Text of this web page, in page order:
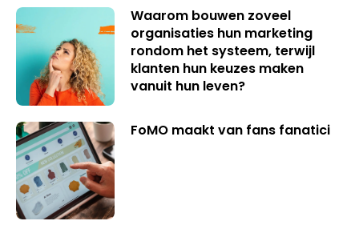
Waarom bouwen zoveel
organisaties hun marketing
rondom het systeem, terwijl
klanten hun keuzes maken
vanuit hun leven?
FoMO maakt van fans fanatici